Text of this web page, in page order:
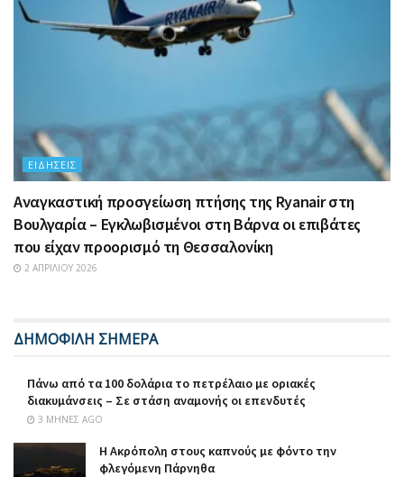
ΕΙΔΉΣΕΙΣ
Αναγκαστική προσγείωση πτήσης της Ryanair στη
Βουλγαρία – Εγκλωβισμένοι στη Βάρνα οι επιβάτες
που είχαν προορισμό τη Θεσσαλονίκη
2 ΑΠΡΙΛΊΟΥ 2026
ΔΗΜΟΦΙΛΗ ΣΗΜΕΡΑ
Πάνω από τα 100 δολάρια το πετρέλαιο με οριακές
διακυμάνσεις – Σε στάση αναμονής οι επενδυτές
3 ΜΉΝΕΣ AGO
Η Ακρόπολη στους καπνούς με φόντο την
φλεγόμενη Πάρνηθα